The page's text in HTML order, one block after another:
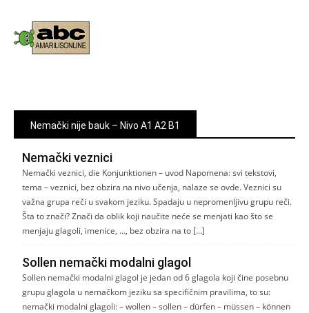
Nemački nije bauk – Nivo A1 A2 B1
Nemački veznici
Nemački veznici, die Konjunktionen – uvod Napomena: svi tekstovi,
tema – veznici, bez obzira na nivo učenja, nalaze se ovde. Veznici su
važna grupa reči u svakom jeziku. Spadaju u nepromenljivu grupu reči.
Šta to znači? Znači da oblik koji naučite neće se menjati kao što se
menjaju glagoli, imenice, …, bez obzira na to […]
Sollen nemački modalni glagol
Sollen nemački modalni glagol je jedan od 6 glagola koji čine posebnu
grupu glagola u nemačkom jeziku sa specifičnim pravilima, to su:
nemački modalni glagoli: – wollen – sollen – dürfen – müssen – können